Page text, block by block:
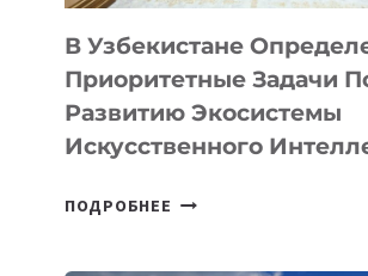
В Узбекистане
Приоритетные Задачи
Развитию Экосистемы
Искусственного
ПОДРОБНЕЕ